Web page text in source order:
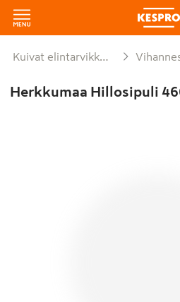
Kuivat elintarvikkeet ja säilykkeet
Herkkumaa Hillosipuli